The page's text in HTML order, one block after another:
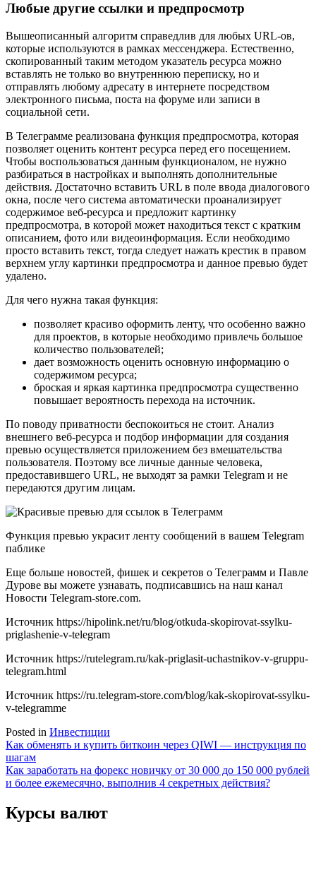
Любые другие ссылки и предпросмотр
Вышеописанный алгоритм справедлив для любых URL-ов,
которые используются в рамках мессенджера. Естественно,
скопированный таким методом указатель ресурса можно
вставлять не только во внутреннюю переписку, но и
отправлять любому адресату в интернете посредством
электронного письма, поста на форуме или записи в
социальной сети.
В Телеграмме реализована функция предпросмотра, которая
позволяет оценить контент ресурса перед его посещением.
Чтобы воспользоваться данным функционалом, не нужно
разбираться в настройках и выполнять дополнительные
действия. Достаточно вставить URL в поле ввода диалогового
окна, после чего система автоматически проанализирует
содержимое веб-ресурса и предложит картинку
предпросмотра, в которой может находиться текст с кратким
описанием, фото или видеоинформация. Если необходимо
просто вставить текст, тогда следует нажать крестик в правом
верхнем углу картинки предпросмотра и данное превью будет
удалено.
Для чего нужна такая функция:
позволяет красиво оформить ленту, что особенно важно
для проектов, в которые необходимо привлечь большое
количество пользователей;
дает возможность оценить основную информацию о
содержимом ресурса;
броская и яркая картинка предпросмотра существенно
повышает вероятность перехода на источник.
По поводу приватности беспокоиться не стоит. Анализ
внешнего веб-ресурса и подбор информации для создания
превью осуществляется приложением без вмешательства
пользователя. Поэтому все личные данные человека,
предоставившего URL, не выходят за рамки Telegram и не
передаются другим лицам.
Функция превью украсит ленту сообщений в вашем Telegram
паблике
Еще больше новостей, фишек и секретов о Телеграмм и Павле
Дурове вы можете узнавать, подписавшись на наш канал
Новости Telegram-store.com.
Источник https://hipolink.net/ru/blog/otkuda-skopirovat-ssylku-
priglashenie-v-telegram
Источник https://rutelegram.ru/kak-priglasit-uchastnikov-v-gruppu-
telegram.html
Источник https://ru.telegram-store.com/blog/kak-skopirovat-ssylku-
v-telegramme
Posted in Инвестиции
Навигация
по
записям
Как обменять и купить биткоин через QIWI — инструкция по
шагам
Как заработать на форекс новичку от 30 000 до 150 000 рублей
и более ежемесячно, выполнив 4 секретных действия?
Курсы валют